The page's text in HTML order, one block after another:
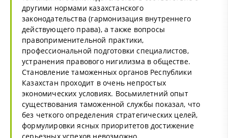
другими нормами казахстанского
законодательства (гармонизация внутреннего
действующего права), а также вопросы
правоприменительной практики,
профессиональной подготовки специалистов,
устранения правового нигилизма в обществе.
Становление таможенных органов Республики
Казахстан проходит в очень непростых
экономических условиях. Восьмилетний опыт
существования таможенной службы показал, что
без четкого определения стратегических целей,
формулировки ясных приоритетов достижение
серьезных успехов невозможно.